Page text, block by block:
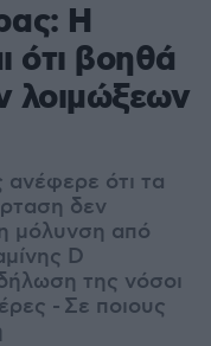
Η
ότι βοηθά
λοιμώξεων
ότι τα
δεν
μόλυνση από
D
της νόσοι
- Σε ποιους